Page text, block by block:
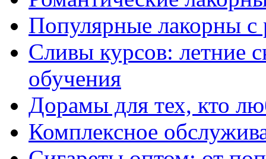
Популярные лакорны с
Сливы курсов: летние
обучения
Дорамы для тех, кто
Комплексное